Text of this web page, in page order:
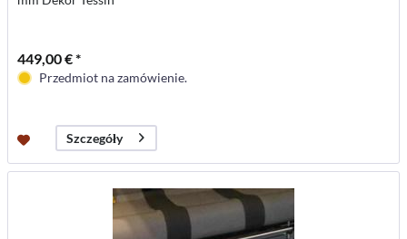
449,00 € *
Przedmiot na zamówienie.
Szczegóły